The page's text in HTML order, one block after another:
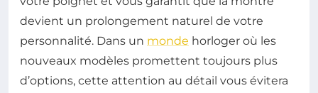
devient un prolongement naturel de votre
personnalité. Dans un monde horloger où les
nouveaux modèles promettent toujours plus
d’options, cette attention au détail vous évitera